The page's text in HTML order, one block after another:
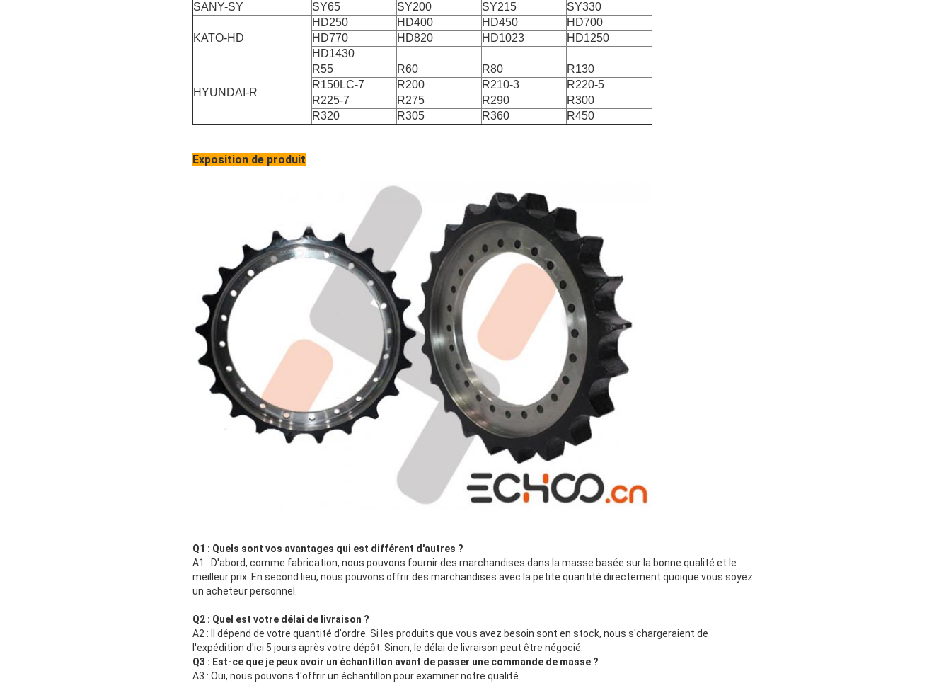
SANY-SY
SY65 SY200 SY215 SY330
KATO-HD
HD250 HD400 HD450
HD700
HD770
HD820 HD1023
HD1250
HD1430
HYUNDAI-R
R55 R60 R80
R130
R150LC-7
R200 R210-3
R220-5
R225-7
R275 R290
R300
R320
R305 R360 R450
Exposition de produit
Q1 : Quels sont vos avantages qui est différent d'autres ?
A1 : D'abord, comme fabrication, nous pouvons fournir des marchandises dans la masse basée sur la bonne qualité et le
meilleur prix. En second lieu, nous pouvons offrir des marchandises avec la petite quantité directement quoique vous soyez
un acheteur personnel.
Q2 : Quel est votre délai de livraison ?
A2 : Il dépend de votre quantité d'ordre. Si les produits que vous avez besoin sont en stock, nous s'chargeraient de
l'expédition d'ici 5 jours après votre dépôt. Sinon, le délai de livraison peut être négocié.
Q3 : Est-ce que je peux avoir un échantillon avant de passer une commande de masse ?
A3 : Oui, nous pouvons t'offrir un échantillon pour examiner notre qualité.